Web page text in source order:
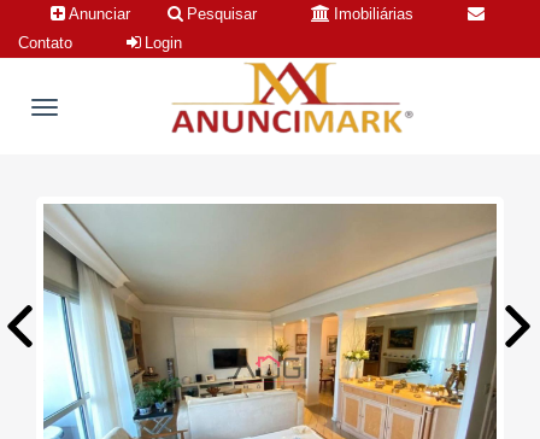
Anunciar Pesquisar
Imobiliárias
Contato
Login